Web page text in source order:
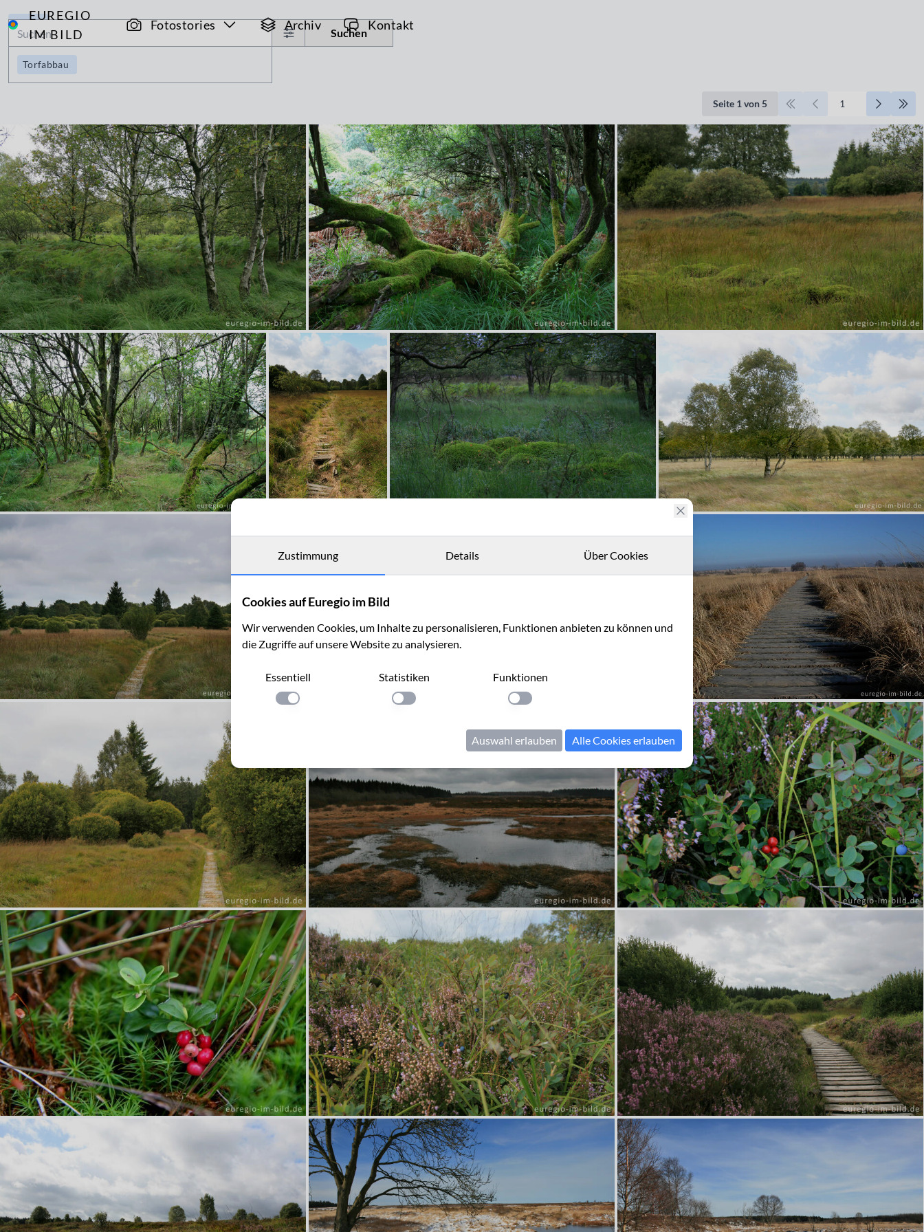
EUREGIO
IM BILD
Fotostories Archiv Kontakt
Archiv
Suchen
Torfabbau
Seite 1 von 5
Zustimmung Details Über Cookies
Cookies auf Euregio im Bild
Wir verwenden Cookies, um Inhalte zu personalisieren, Funktionen anbieten zu können und
die Zugriffe auf unsere Website zu analysieren.
Essentiell
Einstellung anwenden
Statistiken
Einstellung anwenden
Funktionen
Einstellung anwenden
Auswahl erlauben Alle Cookies erlauben